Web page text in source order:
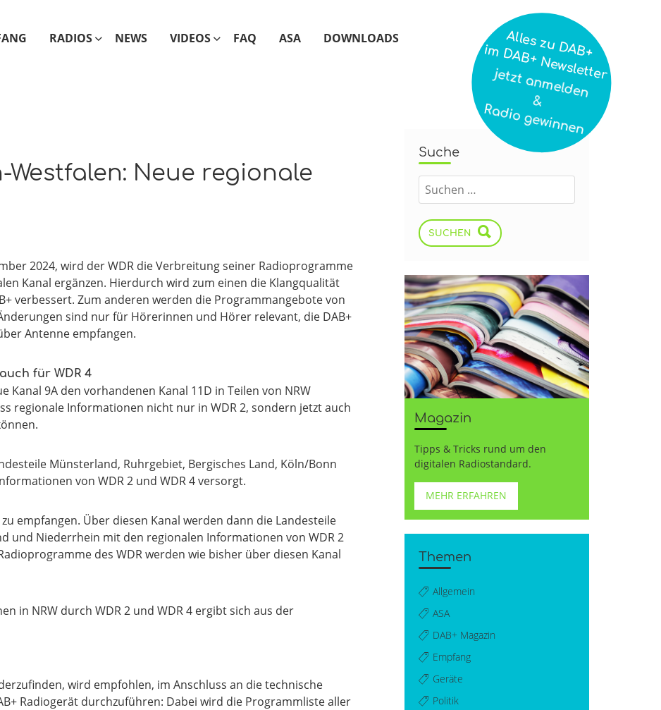
RADIOS NEWS VIDEOS FAQ ASA DOWNLOADS
Westfalen: Neue regionale
2024, wird der WDR die Verbreitung seiner Radioprogramme
Kanal ergänzen. Hierdurch wird zum einen die Klangqualität
verbessert. Zum anderen werden die Programmangebote von
sind nur für Hörerinnen und Hörer relevant, die DAB+
Antenne empfangen.
für WDR 4
Kanal 9A den vorhandenen Kanal 11D in Teilen von NRW
regionale Informationen nicht nur in WDR 2, sondern jetzt auch
Münsterland, Ruhrgebiet, Bergisches Land, Köln/Bonn
von WDR 2 und WDR 4 versorgt.
empfangen. Über diesen Kanal werden dann die Landesteile
und Niederrhein mit den regionalen Informationen von WDR 2
des WDR werden wie bisher über diesen Kanal
in NRW durch WDR 2 und WDR 4 ergibt sich aus der
wird empfohlen, im Anschluss an die technische
Radiogerät durchzuführen: Dabei wird die Programmliste aller
Suche
SUCHEN
Magazin
Tipps & Tricks rund um den
digitalen Radiostandard.
MEHR ERFAHREN
Themen
Allgemein
ASA
DAB+ Magazin
Empfang
Geräte
Politik
Alles zu DAB+
im DAB+ Newsletter
jetzt anmelden
&
Radio gewinnen